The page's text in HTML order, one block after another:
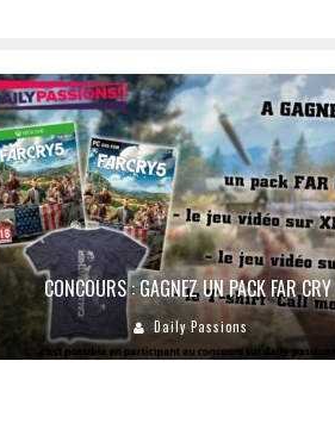
CONCOURS : GAGNEZ UN PACK FAR
Daily Passions